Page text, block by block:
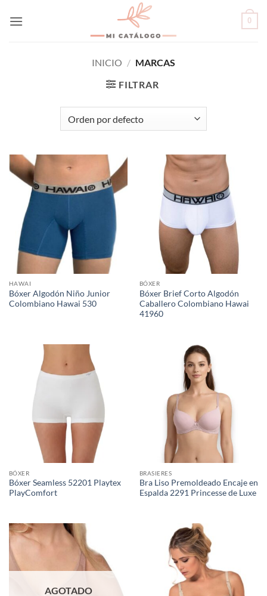
0
INICIO / MARCAS
FILTRAR
HAWAI
Bóxer Algodón Niño Junior
Colombiano Hawai 530
BÓXER
Bóxer Brief Corto Algodón
Caballero Colombiano Hawai
41960
BÓXER
Bóxer Seamless 52201 Playtex
PlayComfort
BRASIERES
Bra Liso Premoldeado Encaje en
Espalda 2291 Princesse de Luxe
AGOTADO